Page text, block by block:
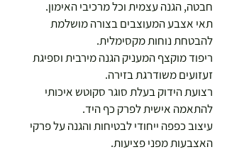
חבטה, הגנה עצמית וכל מרכיבי האימון.
תאי אצבע המעוצבים בצורה מושלמת
להבטחת נוחות מקסימלית.
ריפוד מוקצף המעניק הגנה מירבית וספיגת
זעזועים משודרגת בזירה.
רצועת הידוק בעלת סוגר סקוטש איכותי
להתאמה אישית לפרק כף היד.
עיצוב כפפה ייחודי לבטיחות והגנה על פרקי
האצבעות מפני פציעות.